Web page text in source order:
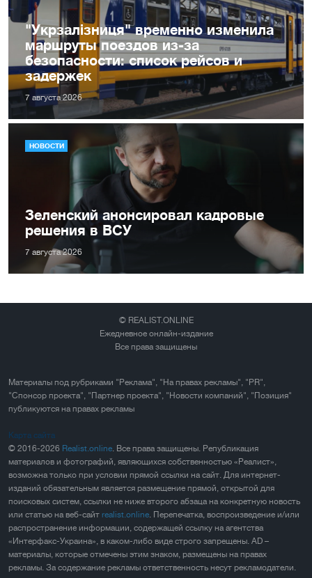
"Укрзалізниця" временно изменила
маршруты поездов из-за
безопасности: список рейсов и
задержек
7 августа 2026
НОВОСТИ
Зеленский анонсировал кадровые
решения в ВСУ
7 августа 2026
© REALIST.ONLINE
Ежедневное онлайн-издание
Все права защищены
Материалы под рубриками "Реклама", "На правах рекламы", "PR",
"Спонсор проекта", "Партнер проекта", "Новости компаний", "Позиция"
публикуются на правах рекламы
Карта сайта
© 2016-2026 Realist.online . Все права защищены. Републикация
материалов и фотографий, являющихся собственностью «Реалист»,
возможна только при условии прямой ссылки на сайт. Для интернет-
изданий обязательным является размещение прямой, открытой для
поисковых систем, ссылки не ниже второго абзаца на конкретную новость
или статью на веб-сайт realist.online . Перепечатка, воспроизведение и/или
распространение информации, содержащей ссылку на агентства
«Интерфакс-Украина», в каком-либо виде строго запрещены. AD –
материалы, которые отмечены этим знаком, размещены на правах
рекламы. За содержание рекламы ответственность несут рекламодатели.